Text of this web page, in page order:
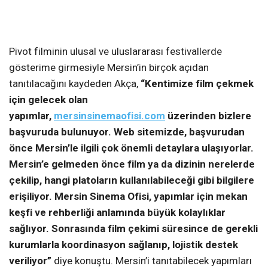
Pivot filminin ulusal ve uluslararası festivallerde
gösterime girmesiyle Mersin’in birçok açıdan
tanıtılacağını kaydeden Akça, “Kentimize film çekmek
için gelecek olan
yapımlar, mersinsinemaofisi.com üzerinden bizlere
başvuruda bulunuyor. Web sitemizde, başvurudan
önce Mersin’le ilgili çok önemli detaylara ulaşıyorlar.
Mersin’e gelmeden önce film ya da dizinin nerelerde
çekilip, hangi platoların kullanılabileceği gibi bilgilere
erişiliyor. Mersin Sinema Ofisi, yapımlar için mekan
keşfi ve rehberliği anlamında büyük kolaylıklar
sağlıyor. Sonrasında film çekimi süresince de gerekli
kurumlarla koordinasyon sağlanıp, lojistik destek
veriliyor” diye konuştu. Mersin’i tanıtabilecek yapımları